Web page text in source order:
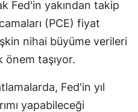
Konya
Kütahya
Manisa
Fed'in yakından takip
(PCE) fiyat
nihai büyüme verileri
önem taşıyor.
Fed'in yıl
yapabileceği